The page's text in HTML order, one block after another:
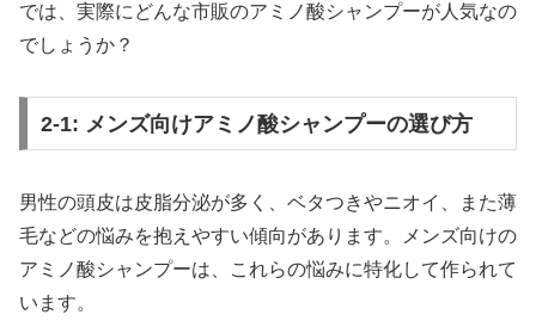
では、実際にどんな市販のアミノ酸シャンプーが人気なの
でしょうか？
2-1: メンズ向けアミノ酸シャンプーの選び方
男性の頭皮は皮脂分泌が多く、ベタつきやニオイ、また薄
毛などの悩みを抱えやすい傾向があります。メンズ向けの
アミノ酸シャンプーは、これらの悩みに特化して作られて
います。